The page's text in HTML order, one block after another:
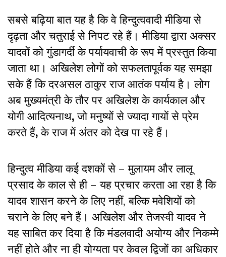
सबसे बढ़िया बात यह है कि वे हिन्दुत्ववादी मीडिया से
दृढ़ता और चतुराई से निपट रहे हैं। मीडिया द्वारा अक्सर
यादवों को गुंडागर्दी के पर्यायवाची के रूप में प्रस्तुत किया
जाता था। अखिलेश लोगों को सफलतापूर्वक यह समझा
सके हैं कि दरअसल ठाकुर राज आतंक पर्याय है। लोग
अब मुख्यमंत्री के तौर पर अखिलेश के कार्यकाल और
योगी आदित्यनाथ,जो मनुष्यों से ज्यादा गायों से प्रेम
करते हैं,के राज में अंतर को देख पा रहे हैं।
हिन्दुत्व मीडिया कई दशकों से – मुलायम और लालू
प्रसाद के काल से ही – यह प्रचार करता आ रहा है कि
यादव शासन करने के लिए नहीं, बल्कि मवेशियों को
चराने के लिए बने हैं। अखिलेश और तेजस्वी यादव ने
यह साबित कर दिया है कि मंडलवादी अयोग्य और निकम्मे
नहीं होते और ना ही योग्यता पर केवल द्विजों का अधिकार